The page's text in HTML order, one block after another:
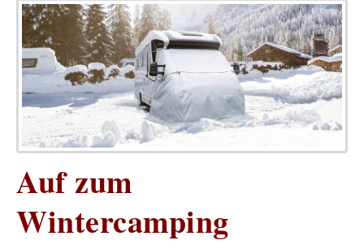
Auf zum
Wintercamping